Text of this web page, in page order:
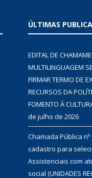
ÚLTIMAS
EDITAL DE
MULTILINGUAGEM
FIRMAR TERMO DE
RECURSOS DA
FOMENTO À
de julho de 2026
Chamada Pública
cadastro para
Assistenciais com
social (UNIDADES